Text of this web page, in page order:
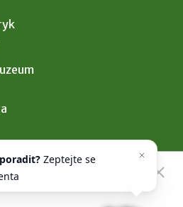
Zeptejte se